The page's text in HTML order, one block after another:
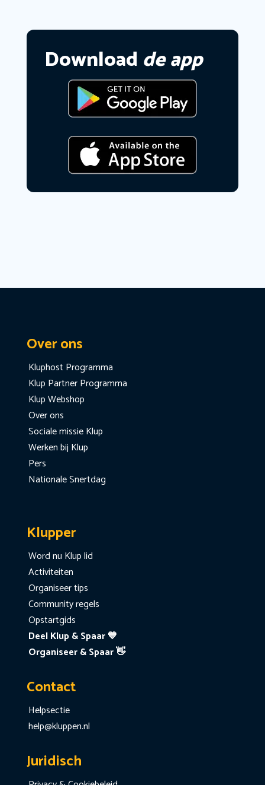
Download de app
Over ons
Kluphost Programma
Klup Partner Programma
Klup Webshop
Over ons
Sociale missie Klup
Werken bij Klup
Pers
Nationale Snertdag
Klupper
Word nu Klup lid
Activiteiten
Organiseer tips
Community regels
Opstartgids
Deel Klup & Spaar 💙
Organiseer & Spaar 👋
Contact
Helpsectie
help@kluppen.nl
Juridisch